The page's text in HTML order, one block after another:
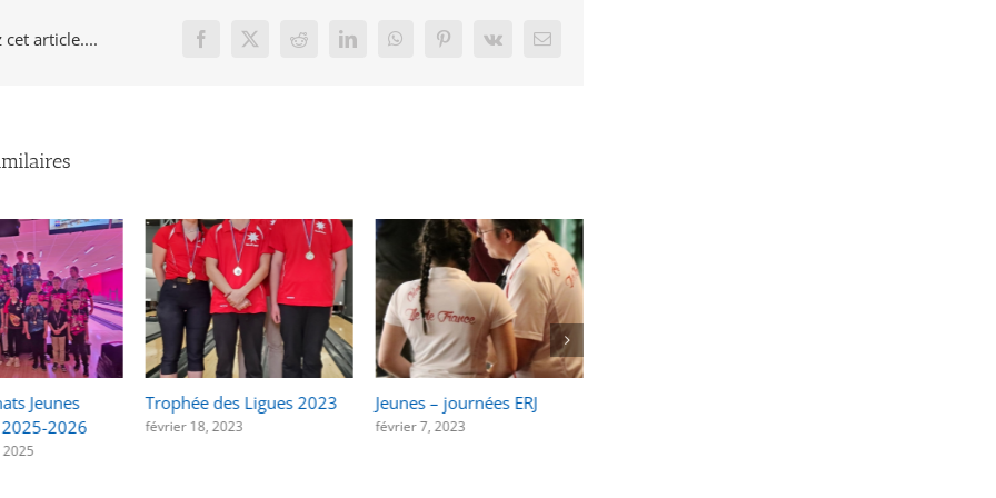
cet article.... Facebook
X Reddit LinkedInWhatsAppPinterest
Vk Email
Ligues 2023 Jeunes – journées ERJ
février 7, 2023
CHAMPIONNATS JEUNES
(individuels) 2020-2021